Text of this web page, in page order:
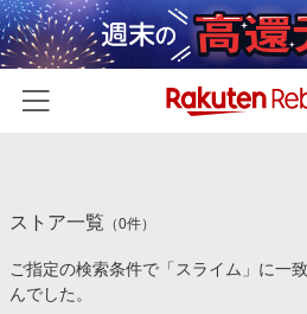
カテゴリー一覧
百貨店・総合ECモール
イベント一覧
ストア一覧 （0件）
ご指定の検索条件で「スライム」に一
んでした。